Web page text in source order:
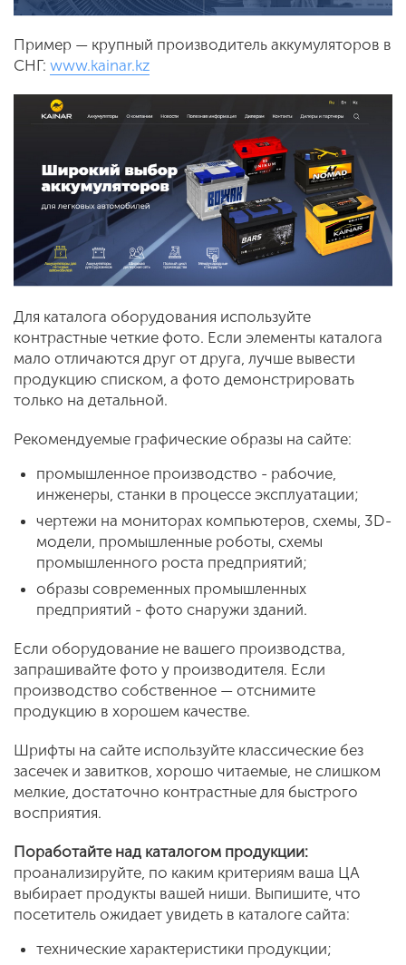
Пример — крупный производитель аккумуляторов в
СНГ: www.kainar.kz
Для каталога оборудования используйте
контрастные четкие фото. Если элементы каталога
мало отличаются друг от друга, лучше вывести
продукцию списком, а фото демонстрировать
только на детальной.
Рекомендуемые графические образы на сайте:
промышленное производство - рабочие,
инженеры, станки в процессе эксплуатации;
чертежи на мониторах компьютеров, схемы, 3D-
модели, промышленные роботы, схемы
промышленного роста предприятий;
образы современных промышленных
предприятий - фото снаружи зданий.
Если оборудование не вашего производства,
запрашивайте фото у производителя. Если
производство собственное — отснимите
продукцию в хорошем качестве.
Шрифты на сайте используйте классические без
засечек и завитков, хорошо читаемые, не слишком
мелкие, достаточно контрастные для быстрого
восприятия.
Поработайте над каталогом продукции:
проанализируйте, по каким критериям ваша ЦА
выбирает продукты вашей ниши. Выпишите, что
посетитель ожидает увидеть в каталоге сайта:
технические характеристики продукции;